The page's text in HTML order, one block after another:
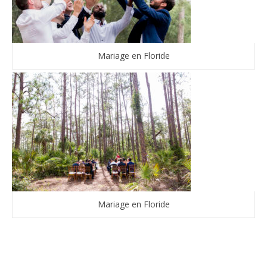
Mariage en Floride
Mariage en Floride